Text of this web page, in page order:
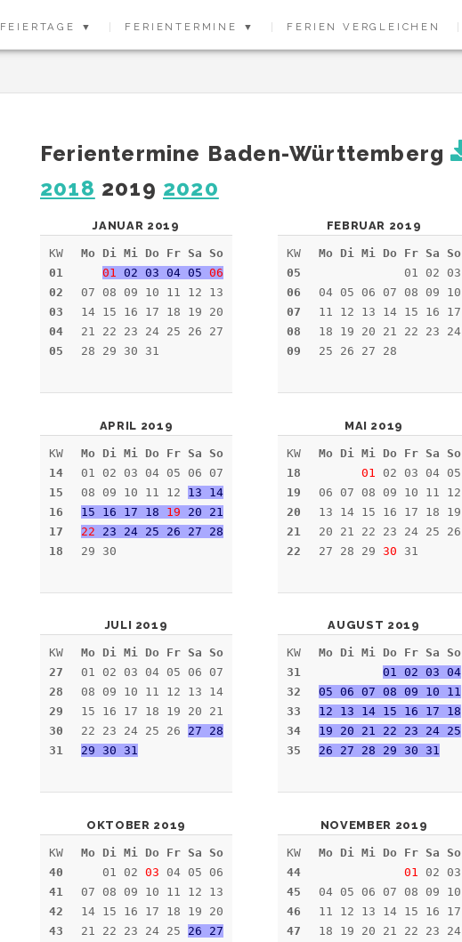
FEIERTAGE ▼ FERIENTERMINE ▼ FERIEN VERGLEICHEN
Ferientermine Baden-Württemberg
2018 2019 2020
JANUAR 2019
KW
01
02
03
04
05
Mo Di Mi Do Fr Sa So
01 02 03 04 05 06
07 08 09 10 11 12 13
14 15 16 17 18 19 20
21 22 23 24 25 26 27
28 29 30 31
FEBRUAR 2019
KW
05
06
07
08
09
Mo Di Mi Do Fr Sa So
01 02 03
04 05 06 07 08 09 10
11 12 13 14 15 16 17
18 19 20 21 22 23 24
25 26 27 28
APRIL 2019
KW
14
15
16
17
18
Mo Di Mi Do Fr Sa So
01 02 03 04 05 06 07
08 09 10 11 12 13 14
15 16 17 18 19 20 21
22 23 24 25 26 27 28
29 30
MAI 2019
KW
18
19
20
21
22
Mo Di Mi Do Fr Sa So
01
02 03 04 05
06 07 08 09 10 11 12
13 14 15 16 17 18 19
20 21 22 23 24 25 26
27 28 29 30 31
JULI 2019
KW
27
28
29
30
31
Mo Di Mi Do Fr Sa So
01 02 03 04 05 06 07
08 09 10 11 12 13 14
15 16 17 18 19 20 21
22 23 24 25 26 27 28
29 30 31
AUGUST 2019
KW
31
32
33
34
35
Mo Di Mi Do Fr Sa So
01 02 03 04
05 06 07 08 09 10 11
12 13 14 15 16 17 18
19 20 21 22 23 24 25
26 27 28 29 30 31
OKTOBER 2019
KW
40
41
42
43
Mo Di Mi Do Fr Sa So
01 02 03 04 05 06
07 08 09 10 11 12 13
14 15 16 17 18 19 20
21 22 23 24 25 26 27
NOVEMBER 2019
KW
44
45
46
47
Mo Di Mi Do Fr Sa So
01
02 03
04 05 06 07 08 09 10
11 12 13 14 15 16 17
18 19 20 21 22 23 24